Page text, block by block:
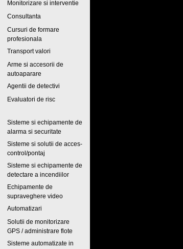
Monitorizare si interventie
Consultanta
Cursuri de formare
profesionala
Transport valori
Arme si accesorii de
autoaparare
Agentii de detectivi
Evaluatori de risc
Sisteme si echipamente de
alarma si securitate
Sisteme si solutii de acces-
control/pontaj
Sisteme si echipamente de
detectare a incendiilor
Echipamente de
supraveghere video
Automatizari
Solutii de monitorizare
GPS / administrare flote
Sisteme automatizate in